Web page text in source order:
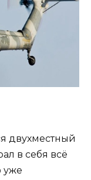
двухместный
в себя всё
уже